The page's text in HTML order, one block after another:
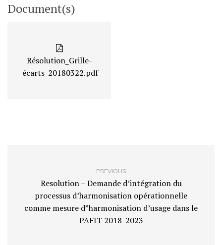
Document(s)
Résolution_Grille-
écarts_20180322.pdf
PREVIOUS
Resolution – Demande d’intégration du
processus d’harmonisation opérationnelle
comme mesure d”harmonisation d’usage dans le
PAFIT 2018-2023